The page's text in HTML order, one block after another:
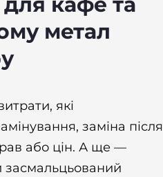
метал
які
заміна після
або цін. А ще —
засмальцьований